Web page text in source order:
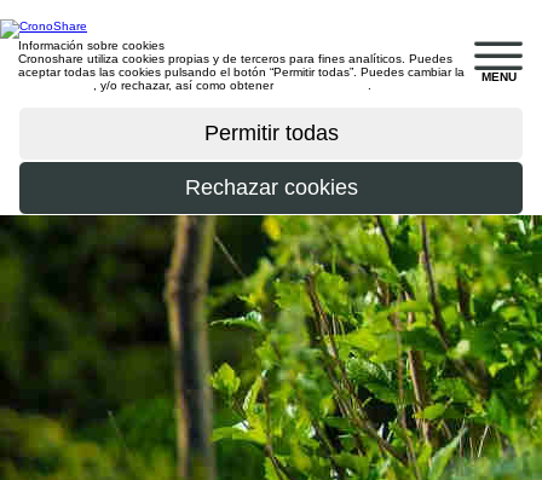
MENU
Información sobre cookies
Cronoshare utiliza cookies propias y de terceros para fines analíticos. Puedes
aceptar todas las cookies pulsando el botón “Permitir todas”. Puedes cambiar la
, y/o rechazar, así como obtener